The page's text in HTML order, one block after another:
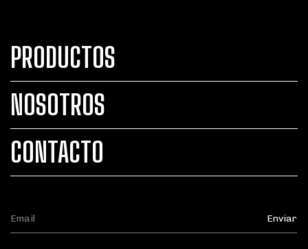
PRODUCTOS
NOSOTROS
CONTACTO